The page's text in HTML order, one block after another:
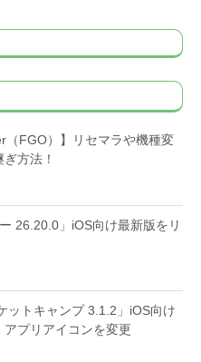
（FGO）】リセマラや機種変
方法！
26.20.0」iOS向け最新版をリ
ットキャンプ 3.1.2」iOS向け
プリアイコンを変更